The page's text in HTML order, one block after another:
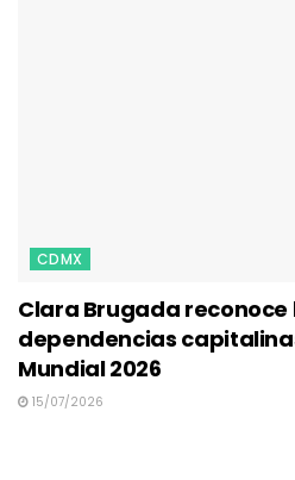
CDMX
Clara Brugada reconoce
dependencias
Mundial 2026
15/07/2026